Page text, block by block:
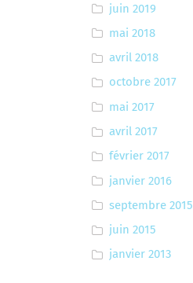
juin 2019
mai 2018
avril 2018
octobre 2017
mai 2017
avril 2017
février 2017
janvier 2016
septembre 2015
juin 2015
janvier 2013